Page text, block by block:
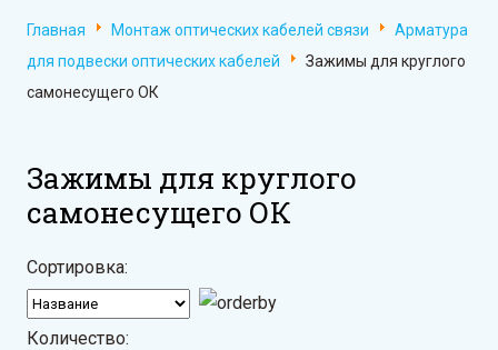
Главная Монтаж оптических кабелей связи
Арматура
для подвески оптических кабелей
Зажимы для круглого
самонесущего ОК
Зажимы для круглого
самонесущего ОК
Сортировка:
Количество: